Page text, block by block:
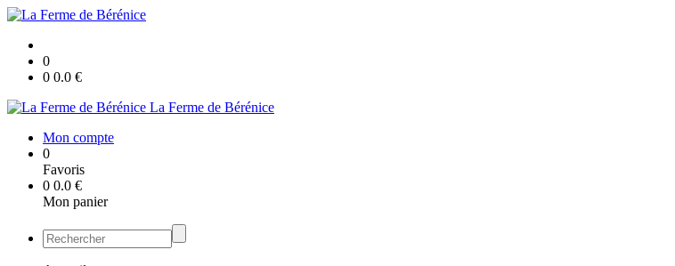
0
0 0.0 €
La Ferme de Bérénice
Mon compte
0
Favoris
0 0.0 €
Mon panier